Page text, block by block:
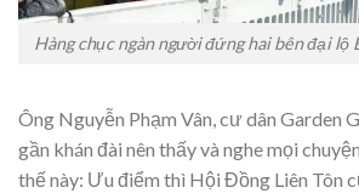
Hàng chục ngàn người đứng hai bên đại lộ
Ông Nguyễn Phạm Vân, cư dân Garden
gần khán đài nên thấy và nghe mọi
thế này: Ưu điểm thì Hội Đồng Liên Tôn